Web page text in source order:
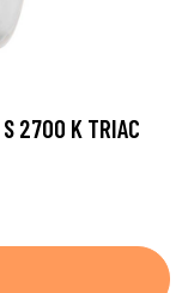
S 2700 K TRIAC